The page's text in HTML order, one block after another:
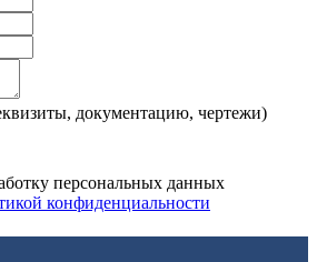
документацию, чертежи)
персональных данных
конфиденциальности